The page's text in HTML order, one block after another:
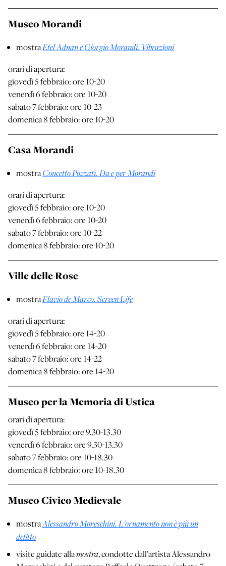
Museo Morandi
mostraEtel Adnan e Giorgio Morandi. Vibrazioni
orari di apertura:
giovedì 5 febbraio: ore 10-20
venerdì 6 febbraio: ore 10-20
sabato 7 febbraio: ore 10-23
domenica 8 febbraio: ore 10-20
Casa Morandi
mostraConcetto Pozzati. Da e per Morandi
orari di apertura:
giovedì 5 febbraio: ore 10-20
venerdì 6 febbraio: ore 10-20
sabato 7 febbraio: ore 10-22
domenica 8 febbraio: ore 10-20
Ville delle Rose
mostraFlavio de Marco. Screen Life
orari di apertura:
giovedì 5 febbraio: ore 14-20
venerdì 6 febbraio: ore 14-20
sabato 7 febbraio: ore 14-22
domenica 8 febbraio: ore 14-20
Museo per la Memoria di Ustica
orari di apertura:
giovedì 5 febbraio: ore 9.30-13.30
venerdì 6 febbraio: ore 9.30-13.30
sabato 7 febbraio: ore 10-18.30
domenica 8 febbraio: ore 10-18.30
Museo Civico Medievale
mostraAlessandro Moreschini. L'ornamento non è più un
delitto
visite guidate allamostra, condotte dall’artista Alessandro